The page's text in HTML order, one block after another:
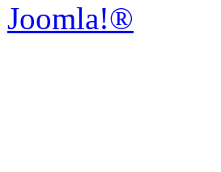
Joomla!®